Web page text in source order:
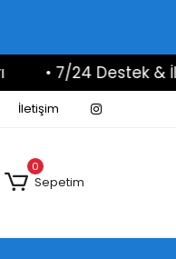
• 7/24 Destek &
İletişim
0
Sepetim